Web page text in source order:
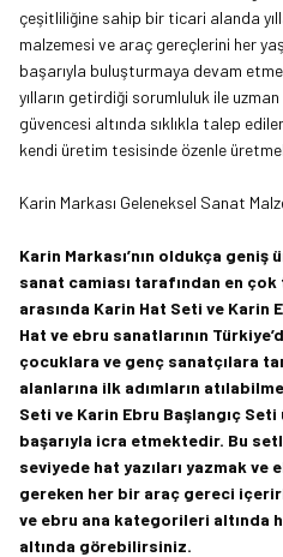
çeşitliliğine sahip bir ticari alanda
malzemesi ve araç gereçlerini her
başarıyla buluşturmaya devam
yılların getirdiği sorumluluk ile
güvencesi altında sıklıkla talep
kendi üretim tesisinde özenle
Karin Markası Geleneksel Sanat
Karin Markası’nın oldukça
sanat camiası tarafından en
arasında Karin Hat Seti ve Karin
Hat ve ebru sanatlarının
çocuklara ve genç sanatçılara
alanlarına ilk adımların
Seti ve Karin Ebru Başlangıç
başarıyla icra etmektedir. Bu
seviyede hat yazıları yazmak
gereken her bir araç gereci
ve ebru ana kategorileri altında
altında görebilirsiniz.